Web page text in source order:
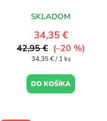
SKLADOM
34,35 €
42,95 € (–20 %)
Jednotková
34,35 € / 1 ks
DO KOŠÍKA